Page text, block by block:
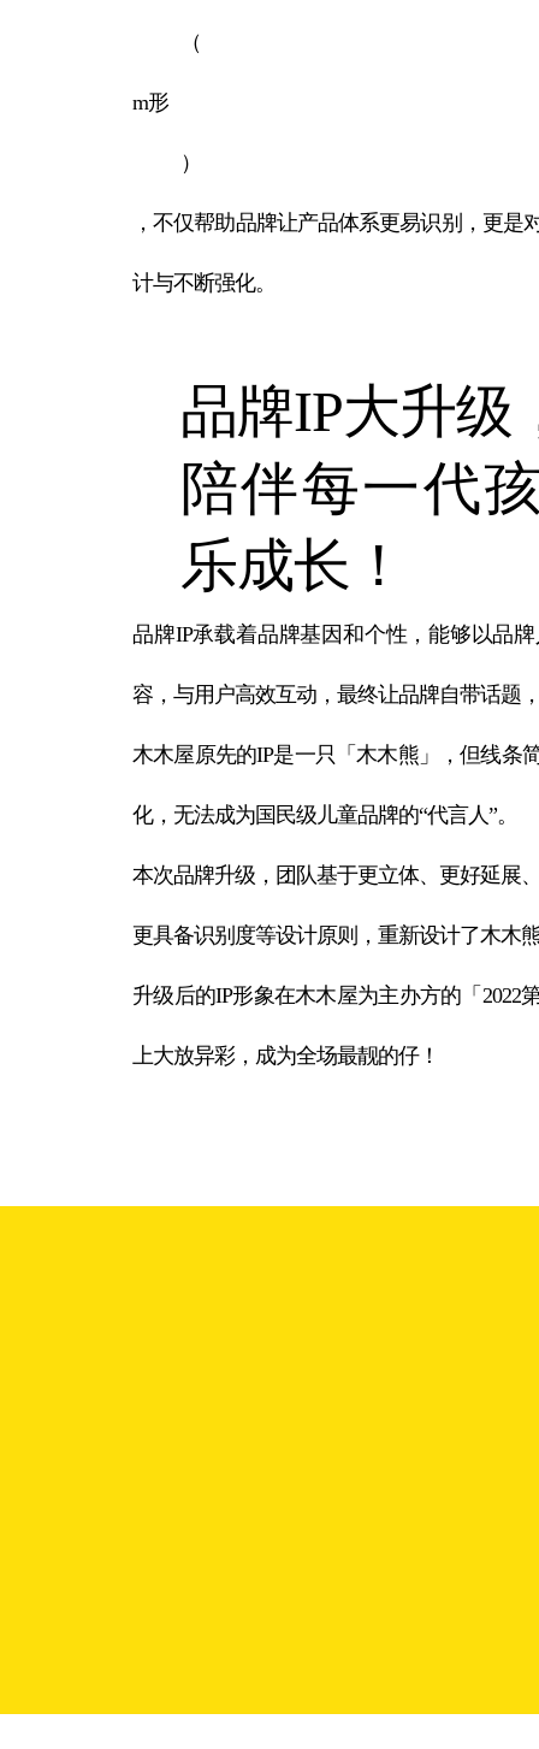
（
m形
）
，不仅帮助品牌让产品体系更易识别，更是
计与不断强化。
品牌IP大升级
陪伴每一代
乐成长！
品牌IP承载着品牌基因和个性，能够以品
容，与用户高效互动，最终让品牌自带话题
木木屋原先的IP是一只「木木熊」，但线条
化，无法成为国民级儿童品牌的“代言人”。
本次品牌升级，团队基于更立体、更好延展
更具备识别度等设计原则，重新设计了木木
升级后的IP形象在木木屋为主办方的「2022
上大放异彩，成为全场最靓的仔！